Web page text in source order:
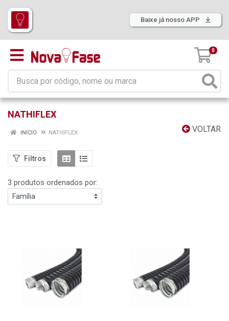
Baixe já nosso APP
0
NATHIFLEX
VOLTAR
INÍCIO NATHIFLEX
Filtros
3 produtos ordenados por: